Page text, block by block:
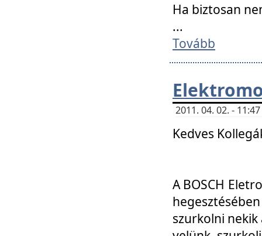
Ha biztosan
...
Tovább
2011. 04. 02. -
Kedves
A BOSCH
szurkolni